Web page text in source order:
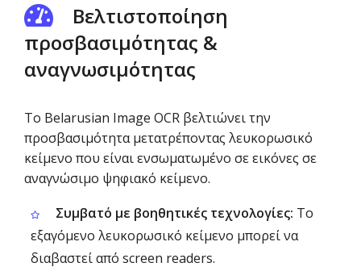
Βελτιστοποίηση
προσβασιμότητας &
αναγνωσιμότητας
Το Belarusian Image OCR βελτιώνει την
προσβασιμότητα μετατρέποντας λευκορωσικό
κείμενο που είναι ενσωματωμένο σε εικόνες σε
αναγνώσιμο ψηφιακό κείμενο.
Συμβατό με βοηθητικές τεχνολογίες: Το
εξαγόμενο λευκορωσικό κείμενο μπορεί να
διαβαστεί από screen readers.